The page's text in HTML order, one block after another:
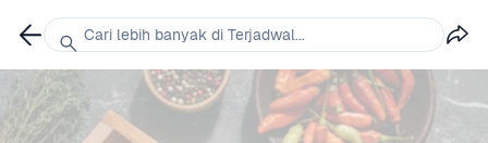
Cari lebih banyak di Terjadwal...